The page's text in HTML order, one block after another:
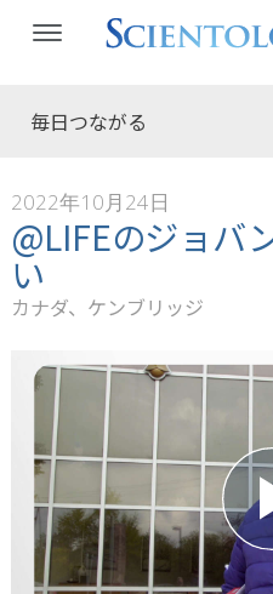
毎日つながる
2022年10月24日
@LIFEのジョバ
い
カナダ、ケンブリッジ